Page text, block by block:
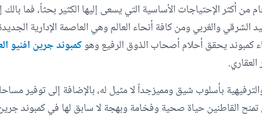
من أكثر الإحتياجات الأساسية التي يسعى إليها الكثير بحثاً، فما
والغربي ومن كافة أنحاء العالم وهي العاصمة الإدارية
كمبوند يحقق أحلام أصحاب الذوق الرفيع وهو
بأسلوب شيق ومميزجداً لا مثيل له، بالإضافة إلى توفير
تمنح القاطنين حياة صحية وفخامة وبهجة لا سابق لها في كمبوند